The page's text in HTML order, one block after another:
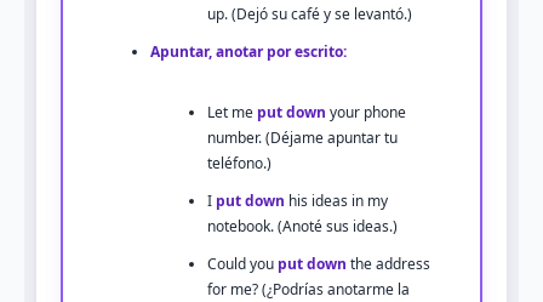
up. (Dejó su café y se levantó.)
Apuntar, anotar por escrito:
Let me put down your phone
number. (Déjame apuntar tu
teléfono.)
I put down his ideas in my
notebook. (Anoté sus ideas.)
Could you put down the address
for me? (¿Podrías anotarme la